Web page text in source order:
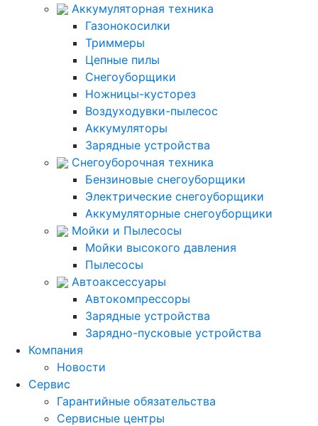
Аккумуляторная техника
Газонокосилки
Триммеры
Цепные пилы
Снегоуборщики
Ножницы-кусторез
Воздуходувки-пылесос
Аккумуляторы
Зарядные устройства
Снегоуборочная техника
Бензиновые снегоуборщики
Электрические снегоуборщики
Аккумуляторные снегоуборщики
Мойки и Пылесосы
Мойки высокого давления
Пылесосы
Автоаксессуары
Автокомпрессоры
Зарядные устройства
Зарядно-пусковые устройства
Компания
Новости
Сервис
Гарантийные обязательства
Сервисные центры